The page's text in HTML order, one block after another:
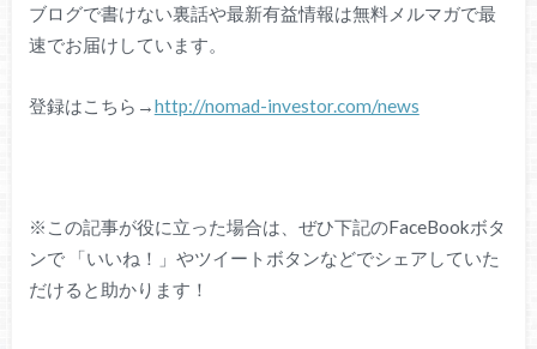
ブログで書けない裏話や最新有益情報は無料メルマガで最
速でお届けしています。
登録はこちら→http://nomad-investor.com/news
※この記事が役に立った場合は、ぜひ下記のFaceBookボタ
ンで 「いいね！」やツイートボタンなどでシェアしていた
だけると助かります！